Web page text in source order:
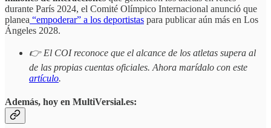
durante París 2024, el Comité Olímpico Internacional anunció que
planea “empoderar” a los deportistas para publicar aún más en Los
Ángeles 2028.
👉 El COI reconoce que el alcance de los atletas supera al
de las propias cuentas oficiales. Ahora marídalo con este
artículo.
Además, hoy en MultiVersial.es: